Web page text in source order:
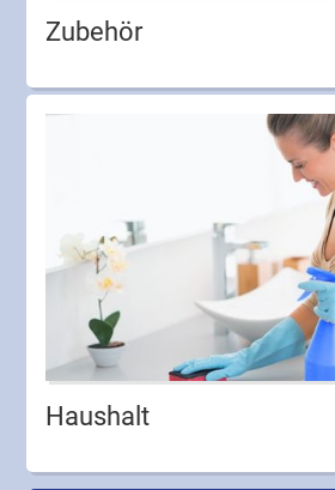
Zubehör
Haushalt